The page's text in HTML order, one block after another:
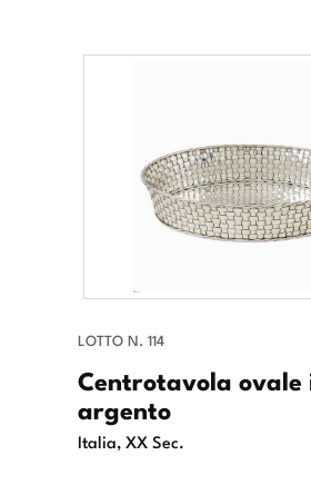
LOTTO N. 114
Centrotavola ovale
argento
Italia, XX Sec.